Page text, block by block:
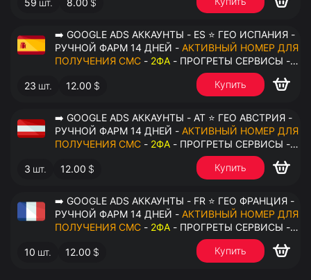
59 шт. 8.00 $
➡️ GOOGLE ADS АККАУНТЫ - ES ⭐ ГЕО ИСПАНИЯ -
РУЧНОЙ ФАРМ 14 ДНЕЙ - АКТИВНЫЙ НОМЕР ДЛЯ
ПОЛУЧЕНИЯ СМС - 2ФА - ПРОГРЕТЫ СЕРВИСЫ -
23 шт. 12.00 $ Купить
➡️ GOOGLE ADS АККАУНТЫ - AT ⭐ ГЕО АВСТРИЯ -
РУЧНОЙ ФАРМ 14 ДНЕЙ - АКТИВНЫЙ НОМЕР ДЛЯ
ПОЛУЧЕНИЯ СМС - 2ФА - ПРОГРЕТЫ СЕРВИСЫ -
3 шт. 12.00 $ Купить
➡️ GOOGLE ADS АККАУНТЫ - FR ⭐ ГЕО ФРАНЦИЯ -
РУЧНОЙ ФАРМ 14 ДНЕЙ - АКТИВНЫЙ НОМЕР ДЛЯ
ПОЛУЧЕНИЯ СМС - 2ФА - ПРОГРЕТЫ СЕРВИСЫ -
10 шт. 12.00 $ Купить